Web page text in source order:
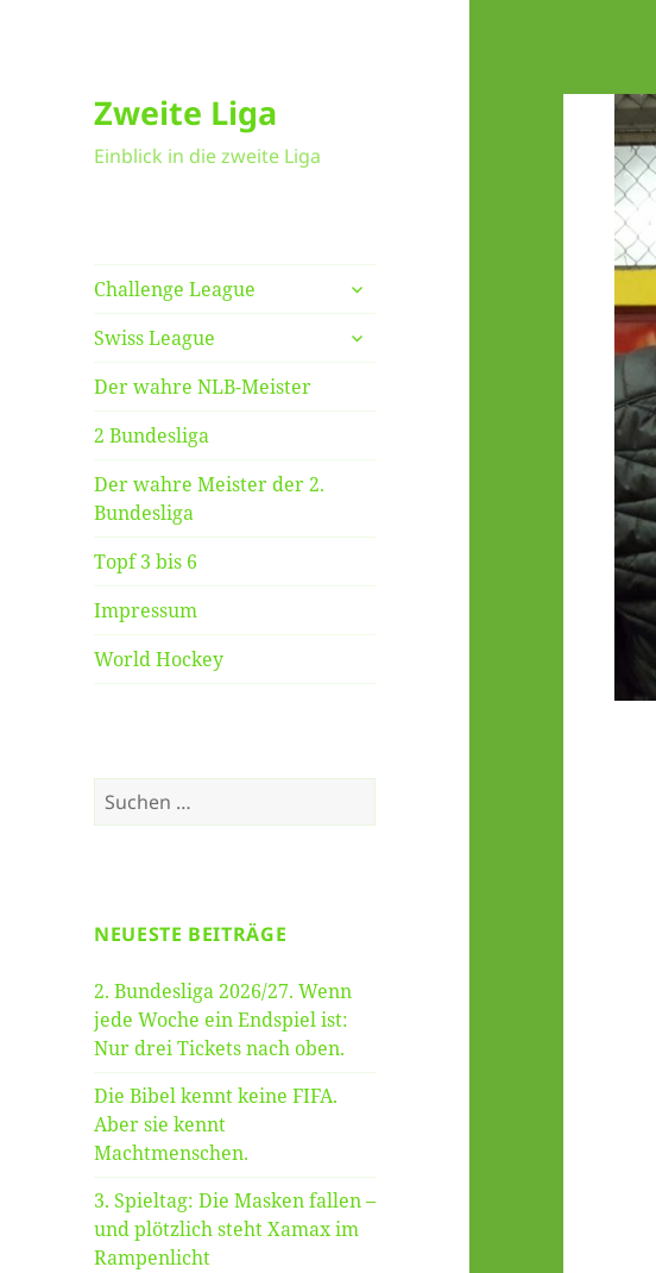
Zweite Liga
Einblick in die zweite Liga
Challenge League
untermenü
anzeigen
Swiss League
untermenü
anzeigen
Der wahre NLB-Meister
2 Bundesliga
Der wahre Meister der 2.
Bundesliga
Topf 3 bis 6
Impressum
World Hockey
Suche
nach:
NEUESTE BEITRÄGE
2. Bundesliga 2026/27. Wenn
jede Woche ein Endspiel ist:
Nur drei Tickets nach oben.
Die Bibel kennt keine FIFA.
Aber sie kennt
Machtmenschen.
3. Spieltag: Die Masken fallen –
und plötzlich steht Xamax im
Rampenlicht